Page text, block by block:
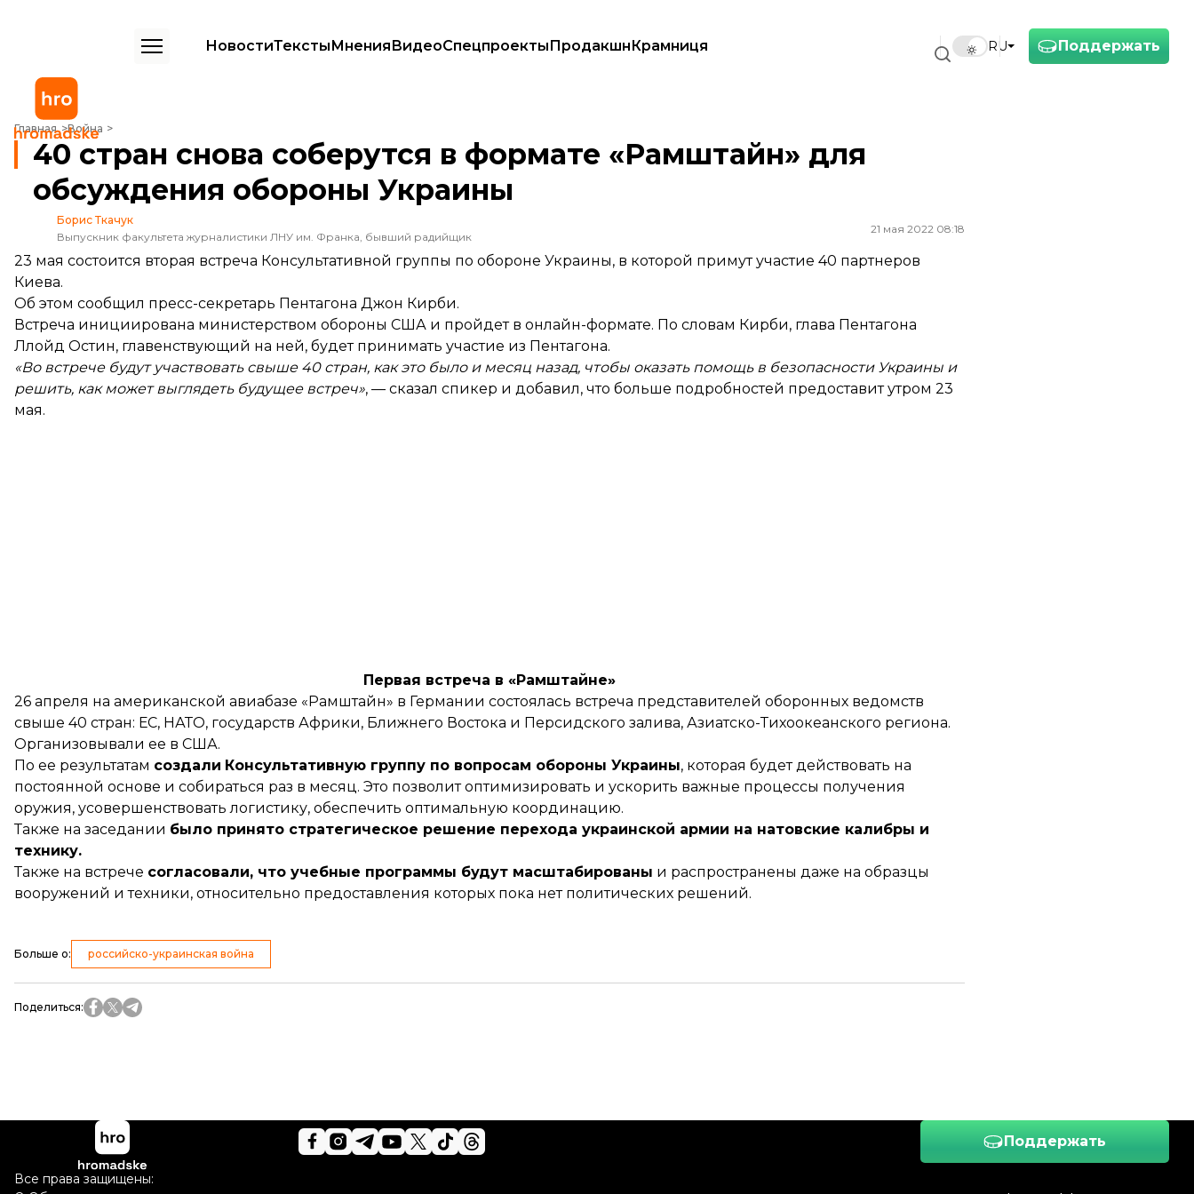
Поддержать
RU
НовостиТекстыМненияВидеоСпецпроектыПродакшнКрамниця
Главная Война
40 стран снова соберутся в формате «Рамштайн» для обсуждения обороны Украины
40 стран снова соберутся в формате «Рамштайн» для
обсуждения обороны Украины
Борис Ткачук
Выпускник факультета журналистики ЛНУ им. Франка, бывший радийщик
21 мая 2022 08:18
23 мая состоится вторая встреча Консультативной группы по обороне Украины, в которой примут участие 40 партнеров
Киева.
Об этом сообщил пресс-секретарь Пентагона Джон Кирби.
Встреча инициирована министерством обороны США и пройдет в онлайн-формате. По словам Кирби, глава Пентагона
Ллойд Остин, главенствующий на ней, будет принимать участие из Пентагона.
«Во встрече будут участвовать свыше 40 стран, как это было и месяц назад, чтобы оказать помощь в безопасности Украины и
решить, как может выглядеть будущее встреч», — сказал спикер и добавил, что больше подробностей предоставит утром 23
мая.
Первая встреча в «Рамштайне»
26 апреля на американской авиабазе «Рамштайн» в Германии состоялась встреча представителей оборонных ведомств
свыше 40 стран: ЕС, НАТО, государств Африки, Ближнего Востока и Персидского залива, Азиатско-Тихоокеанского региона.
Организовывали ее в США.
По ее результатам создали Консультативную группу по вопросам обороны Украины, которая будет действовать на
постоянной основе и собираться раз в месяц. Это позволит оптимизировать и ускорить важные процессы получения
оружия, усовершенствовать логистику, обеспечить оптимальную координацию.
Также на заседании было принято стратегическое решение перехода украинской армии на натовские калибры и
технику.
Также на встрече согласовали, что учебные программы будут масштабированы и распространены даже на образцы
вооружений и техники, относительно предоставления которых пока нет политических решений.
Больше о: российско-украинская война
Поделиться:
Поддержать
Все права защищены: